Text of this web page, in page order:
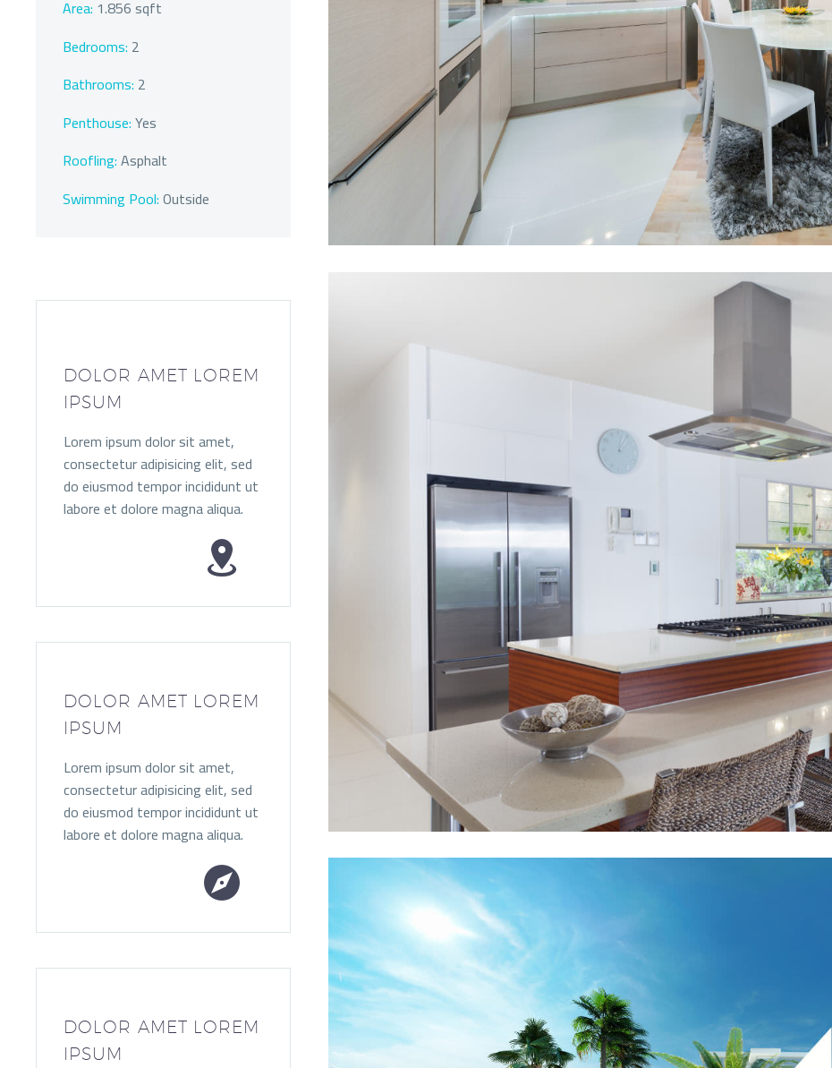
Area: 1.856 sqft
Bedrooms: 2
Bathrooms: 2
Penthouse:Yes
Roofling:Asphalt
Swimming Pool:Outside
DOLOR AMET LOREM
IPSUM
Lorem ipsum dolor sit amet,
consectetur adipisicing elit, sed
do eiusmod tempor incididunt ut
labore et dolore magna aliqua.


DOLOR AMET LOREM
IPSUM
Lorem ipsum dolor sit amet,
consectetur adipisicing elit, sed
do eiusmod tempor incididunt ut
labore et dolore magna aliqua.


DOLOR AMET LOREM
IPSUM